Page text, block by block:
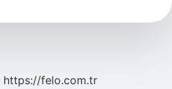
https://felo.com.tr